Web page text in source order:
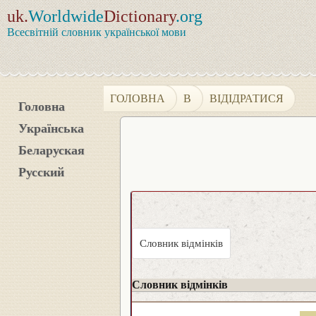
uk.WorldwideDictionary.org
Всесвітній словник української мови
Головна
Українська
Беларуская
Русский
ГОЛОВНА В ВІДІДРАТИСЯ
Словник відмінків
Словник відмінків